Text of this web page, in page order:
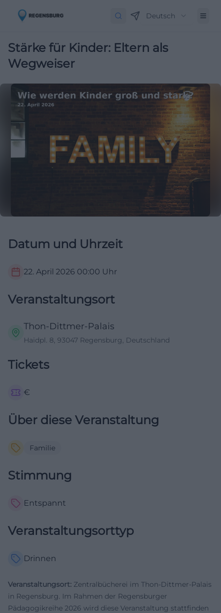
Deutsch
Stärke für Kinder: Eltern als
Wegweiser
Datum und Uhrzeit
22. April 2026 00:00 Uhr
Veranstaltungsort
Thon-Dittmer-Palais
Haidpl. 8, 93047 Regensburg, Deutschland
Tickets
€
Über diese Veranstaltung
Familie
Stimmung
Entspannt
Veranstaltungsorttyp
Drinnen
Veranstaltungsort: Zentralbücherei im Thon-Dittmer-Palais
in Regensburg. Im Rahmen der Regensburger
Pädagogikreihe 2026 wird diese Veranstaltung stattfinden